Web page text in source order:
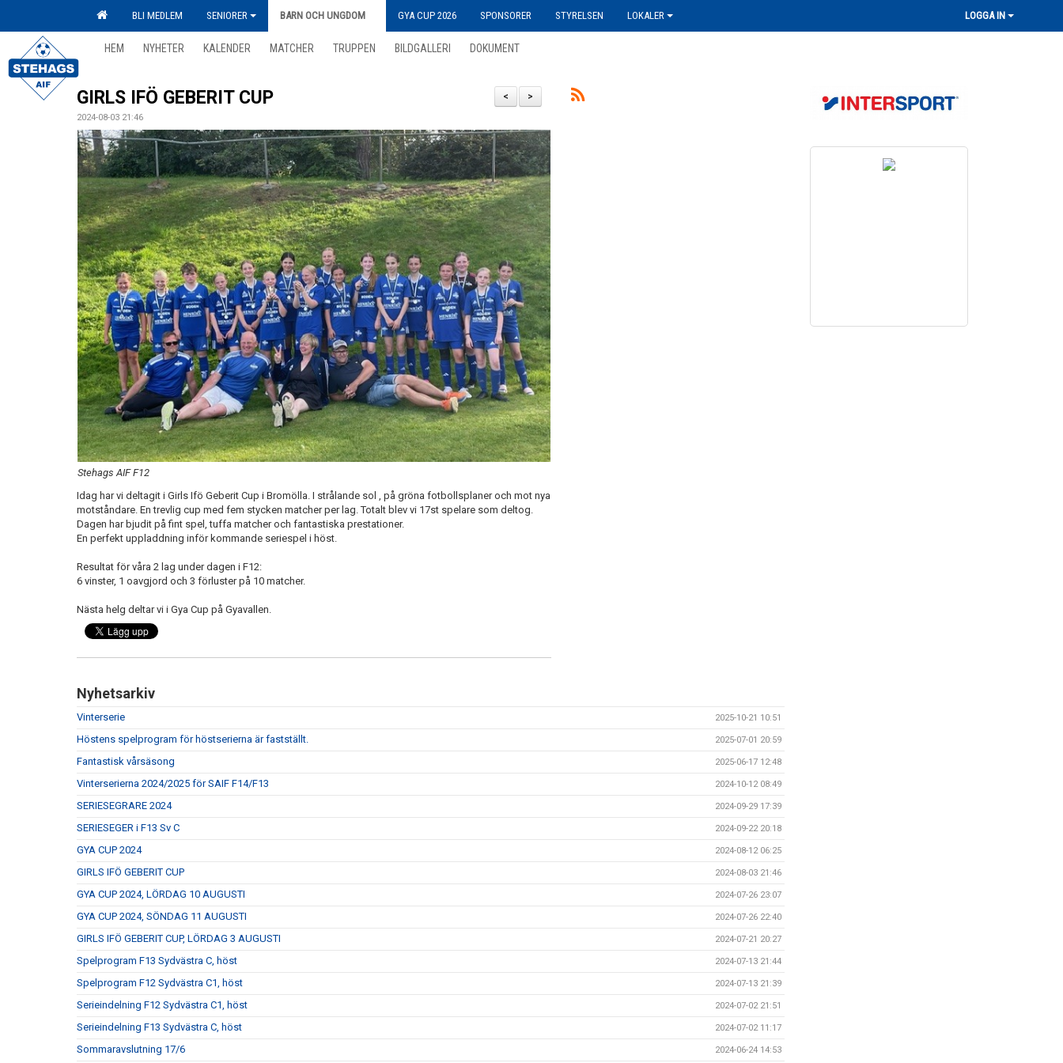
BLI MEDLEM SENIORER BARN OCH UNGDOM GYA CUP 2026 SPONSORER STYRELSEN LOKALER LOGGA IN
HEM NYHETER KALENDER MATCHER TRUPPEN BILDGALLERI DOKUMENT
>
<
GIRLS IFÖ GEBERIT CUP
2024-08-03 21:46
Stehags AIF F12
Idag har vi deltagit i Girls Ifö Geberit Cup i Bromölla. I strålande sol , på gröna fotbollsplaner och mot nya
motståndare. En trevlig cup med fem stycken matcher per lag. Totalt blev vi 17st spelare som deltog.
Dagen har bjudit på fint spel, tuffa matcher och fantastiska prestationer.
En perfekt uppladdning inför kommande seriespel i höst.
Resultat för våra 2 lag under dagen i F12:
6 vinster, 1 oavgjord och 3 förluster på 10 matcher.
Nästa helg deltar vi i Gya Cup på Gyavallen.
Nyhetsarkiv
Vinterserie 2025-10-21 10:51
Höstens spelprogram för höstserierna är fastställt. 2025-07-01 20:59
Fantastisk vårsäsong 2025-06-17 12:48
Vinterserierna 2024/2025 för SAIF F14/F13 2024-10-12 08:49
SERIESEGRARE 2024 2024-09-29 17:39
SERIESEGER i F13 Sv C 2024-09-22 20:18
GYA CUP 2024 2024-08-12 06:25
GIRLS IFÖ GEBERIT CUP 2024-08-03 21:46
GYA CUP 2024, LÖRDAG 10 AUGUSTI 2024-07-26 23:07
GYA CUP 2024, SÖNDAG 11 AUGUSTI 2024-07-26 22:40
GIRLS IFÖ GEBERIT CUP, LÖRDAG 3 AUGUSTI 2024-07-21 20:27
Spelprogram F13 Sydvästra C, höst 2024-07-13 21:44
Spelprogram F12 Sydvästra C1, höst 2024-07-13 21:39
Serieindelning F12 Sydvästra C1, höst 2024-07-02 21:51
Serieindelning F13 Sydvästra C, höst 2024-07-02 11:17
Sommaravslutning 17/6 2024-06-24 14:53